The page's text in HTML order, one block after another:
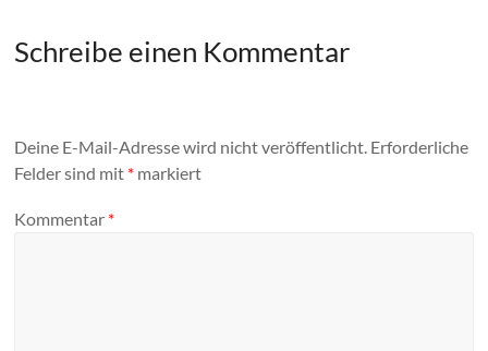
Schreibe einen Kommentar
Deine E-Mail-Adresse wird nicht veröffentlicht. Erforderliche
Felder sind mit * markiert
Kommentar *